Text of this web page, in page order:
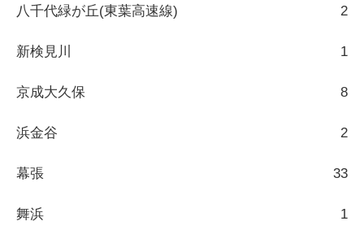
八千代緑が丘(東葉高速線) 2
新検見川 1
京成大久保 8
浜金谷 2
幕張 33
舞浜 1